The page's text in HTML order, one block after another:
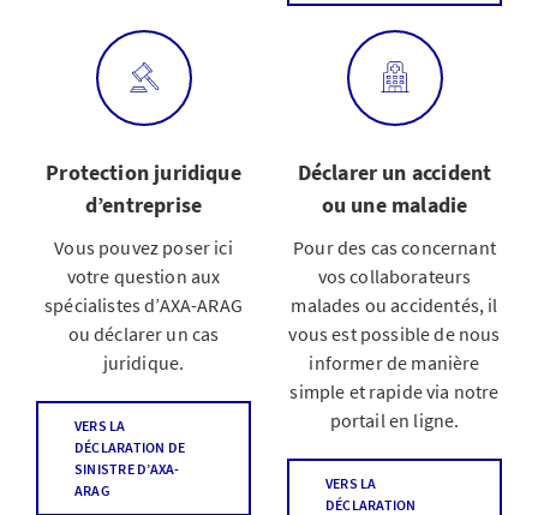
Protection juridique
d’entreprise
Vous pouvez poser ici
votre question aux
spécialistes d’AXA-ARAG
ou déclarer un cas
juridique.
VERS LA
DÉCLARATION DE
SINISTRE D’AXA-
ARAG
Déclarer un accident
ou une maladie
Pour des cas concernant
vos collaborateurs
malades ou accidentés, il
vous est possible de nous
informer de manière
simple et rapide via notre
portail en ligne.
VERS LA
DÉCLARATION